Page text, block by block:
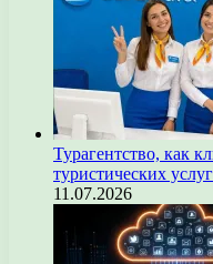
Турагентство, как
туристических услуг
11.07.2026